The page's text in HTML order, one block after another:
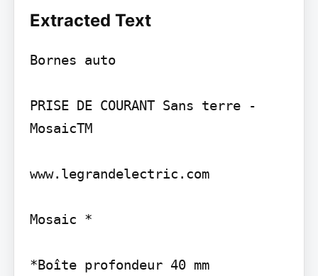
Extracted Text
Bornes auto
PRISE DE COURANT Sans terre -
MosaicTM
www.legrandelectric.com
Mosaic *
*Boîte profondeur 40 mm